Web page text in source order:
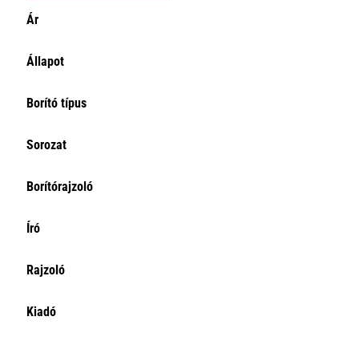
Ár
Ár
Állapot
Borító típus
Sorozat
Borítórajzoló
Író
Rajzoló
Kiadó